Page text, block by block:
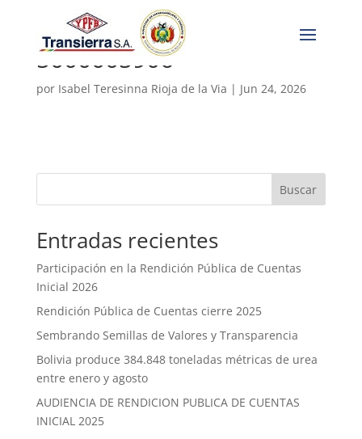
5000005906
por Isabel Teresinna Rioja de la Via | Jun 24, 2026
Buscar
Entradas recientes
Participación en la Rendición Pública de Cuentas
Inicial 2026
Rendición Pública de Cuentas cierre 2025
Sembrando Semillas de Valores y Transparencia
Bolivia produce 384.848 toneladas métricas de urea
entre enero y agosto
AUDIENCIA DE RENDICION PUBLICA DE CUENTAS
INICIAL 2025